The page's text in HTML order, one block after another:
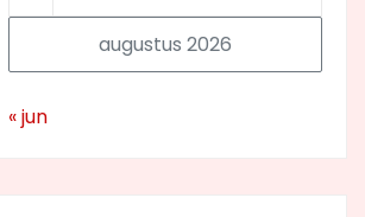
augustus 2026
« jun